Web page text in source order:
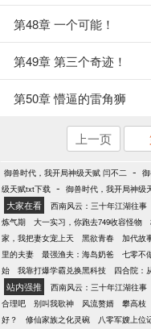
第48章 一个可能！
第49章 第三个奇迹！
第50章 懵逼的雷角狮
上一页
御兽时代，我开局神级天赋 闫不二 -
级天赋txt下载 - 御兽时代，我开局神级
大家在看 西南风云：三十年江湖往事
炼气期
大一实习，你跑去749收容怪物
家，我把妻女宠上天
黑欲青春 加代故
里的夫妻
最强渔夫：海岛奶爸 七零不
始
我靠打爆学霸兑换黑科技 四合院：
站内强推 西南风云：三十年江湖往事
合理吧
别叫我歌神 风流赘婿 攀高枝
好？
修仙家族之化灵碗 八零军嫂上位